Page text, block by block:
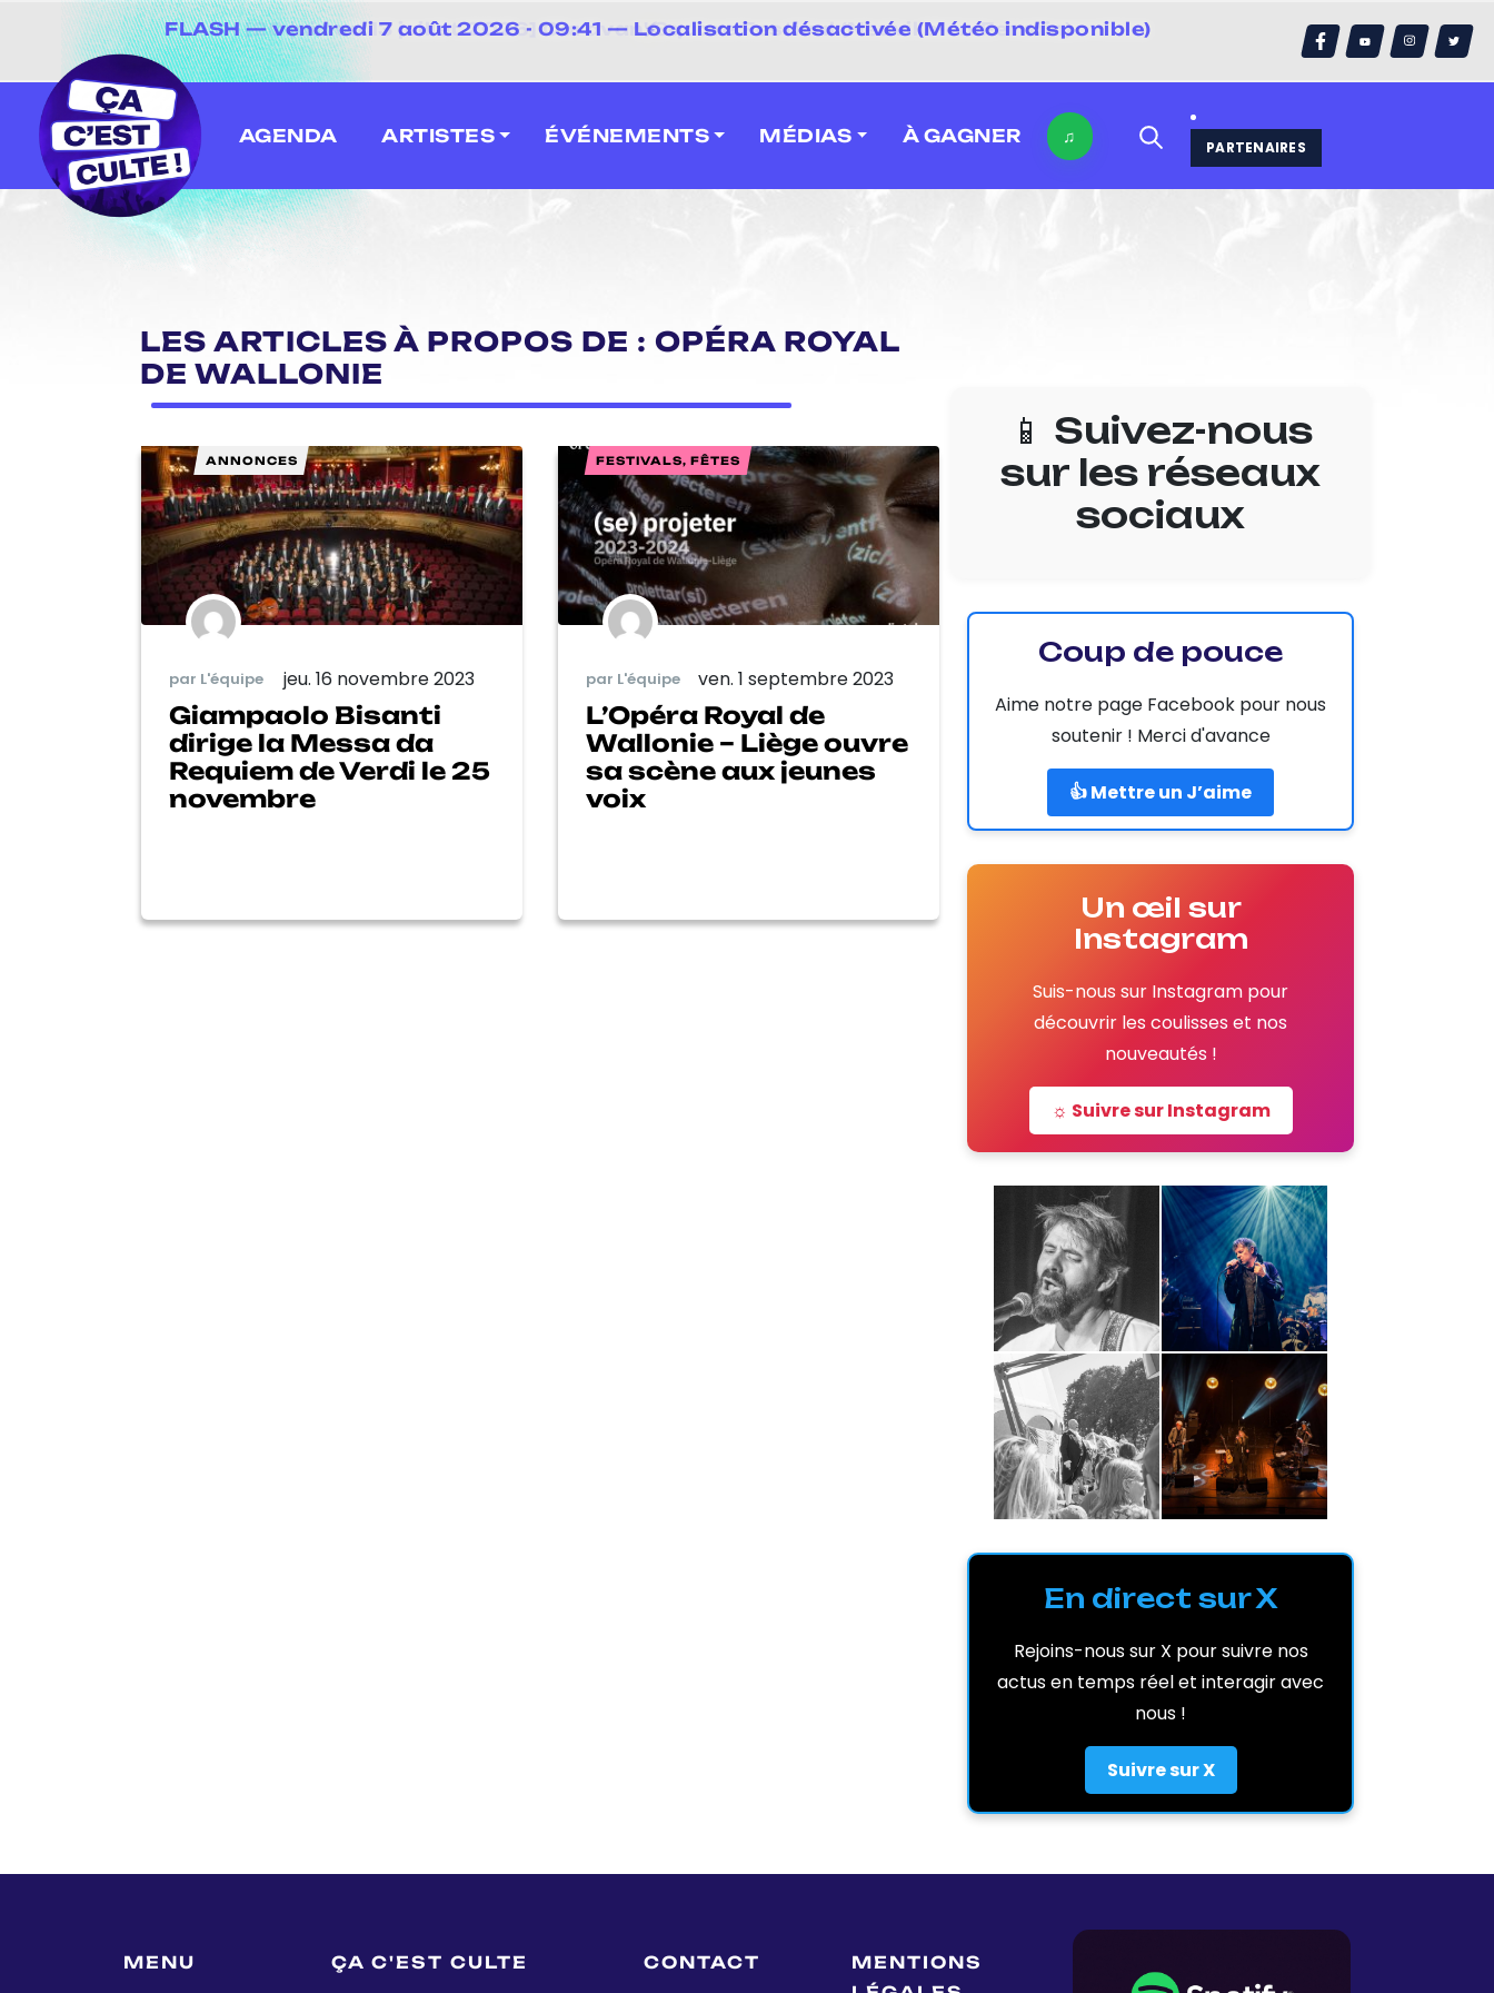
⚡
FLASH — vendredi 7 août 2026 - 09:41 — Localisation désactivée (Météo indisponible)
[20 juin au 13 juillet 2026] Caravan' Square Festival (Neuville-en-Ferrain)
AGENDA ARTISTES ÉVÉNEMENTS MÉDIAS À GAGNER ♫
PARTENAIRES
LES ARTICLES À PROPOS DE : OPÉRA ROYAL
DE WALLONIE
ANNONCES
par L'équipe jeu. 16 novembre 2023
Giampaolo Bisanti
dirige la Messa da
Requiem de Verdi le 25
novembre
FESTIVALS, FÊTES
par L'équipe ven. 1 septembre 2023
L’Opéra Royal de
Wallonie – Liège ouvre
sa scène aux jeunes
voix
📱 Suivez-nous
sur les réseaux
sociaux
Coup de pouce
Aime notre page Facebook pour nous
soutenir ! Merci d'avance
👍 Mettre un J’aime
Un œil sur
Instagram
Suis-nous sur Instagram pour
découvrir les coulisses et nos
nouveautés !
☼ Suivre sur Instagram
En direct sur X
Rejoins-nous sur X pour suivre nos
actus en temps réel et interagir avec
nous !
Suivre sur X
MENU ÇA C'EST CULTE CONTACT
MENTIONS